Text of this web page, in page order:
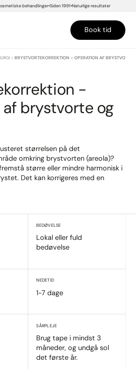
behandlinger Siden 1991 Naturlige resultater
Book tid
>BRYSTVORTEKORREKTION – OPERATION AF BRYSTVORTE
-
brystvorte og
størrelsen på det
omkring brystvorten (areola)?
større eller mindre harmonisk i
Det kan korrigeres med en
BEDØVELSE
Lokal eller fuld
bedøvelse
NEDETID
1-7 dage
SÅRPLEJE
Brug tape i mindst 3
måneder, og undgå sol
det første år.